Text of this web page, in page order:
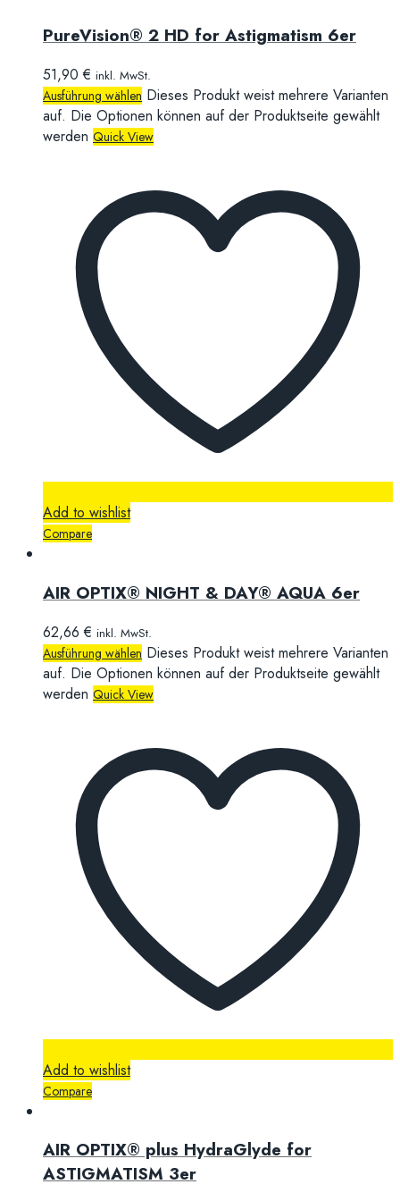
PureVision® 2 HD for Astigmatism 6er
51,90€ inkl. MwSt.
Ausführung wählen Dieses Produkt weist mehrere Varianten
auf. Die Optionen können auf der Produktseite gewählt
werden Quick View
Add to wishlist
Compare
AIR OPTIX® NIGHT & DAY® AQUA 6er
62,66€ inkl. MwSt.
Ausführung wählen Dieses Produkt weist mehrere Varianten
auf. Die Optionen können auf der Produktseite gewählt
werden Quick View
Add to wishlist
Compare
AIR OPTIX® plus HydraGlyde for
ASTIGMATISM 3er